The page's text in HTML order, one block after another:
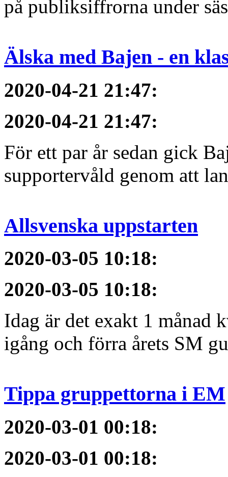
på publiksiffrorna under
Älska med Bajen - en
2020-04-21 21:47:
2020-04-21 21:47:
För ett par år sedan gick
supportervåld genom att
Allsvenska uppstarten
2020-03-05 10:18:
2020-03-05 10:18:
Idag är det exakt 1 månad
igång och förra årets SM
Tippa gruppettorna i EM
2020-03-01 00:18:
2020-03-01 00:18: